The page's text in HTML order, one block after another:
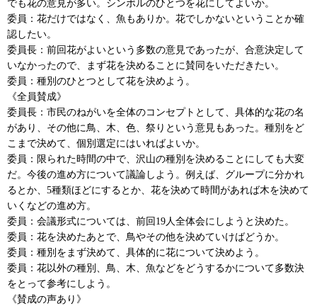
でも花の意見が多い。シンボルのひとつを花にしてよいか。
委員：花だけではなく、魚もありか。花でしかないということか確
認したい。
委員長：前回花がよいという多数の意見であったが、合意決定して
いなかったので、まず花を決めることに賛同をいただきたい。
委員：種別のひとつとして花を決めよう。
《全員賛成》
委員長：市民のねがいを全体のコンセプトとして、具体的な花の名
があり、その他に鳥、木、色、祭りという意見もあった。種別をど
こまで決めて、個別選定にはいればよいか。
委員：限られた時間の中で、沢山の種別を決めることにしても大変
だ。今後の進め方について議論しよう。例えば、グループに分かれ
るとか、5種類ほどにするとか、花を決めて時間があれば木を決めて
いくなどの進め方。
委員：会議形式については、前回19人全体会にしようと決めた。
委員：花を決めたあとで、鳥やその他を決めていけばどうか。
委員：種別をまず決めて、具体的に花について決めよう。
委員：花以外の種別、鳥、木、魚などをどうするかについて多数決
をとって参考にしよう。
《賛成の声あり》